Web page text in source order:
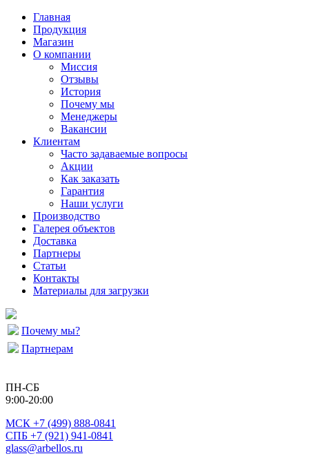
Главная
Продукция
Магазин
О компании
Миссия
Отзывы
История
Почему мы
Менеджеры
Вакансии
Клиентам
Часто задаваемые вопросы
Акции
Как заказать
Гарантия
Наши услуги
Производство
Галерея объектов
Доставка
Партнеры
Статьи
Контакты
Материалы для загрузки
Почему мы?
Партнерам
ПН-СБ
9:00-20:00
МСК +7 (499) 888-0841
СПБ +7 (921) 941-0841
glass@arbellos.ru